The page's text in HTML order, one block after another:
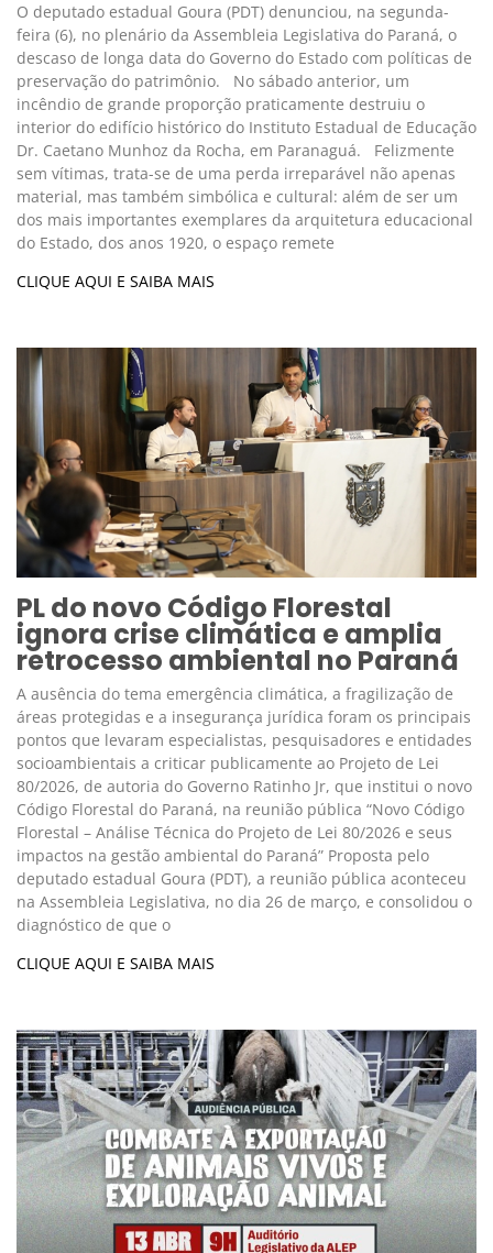
O deputado estadual Goura (PDT) denunciou, na segunda-
feira (6), no plenário da Assembleia Legislativa do Paraná, o
descaso de longa data do Governo do Estado com políticas de
preservação do patrimônio. No sábado anterior, um
incêndio de grande proporção praticamente destruiu o
interior do edifício histórico do Instituto Estadual de Educação
Dr. Caetano Munhoz da Rocha, em Paranaguá. Felizmente
sem vítimas, trata-se de uma perda irreparável não apenas
material, mas também simbólica e cultural: além de ser um
dos mais importantes exemplares da arquitetura educacional
do Estado, dos anos 1920, o espaço remete
CLIQUE AQUI E SAIBA MAIS
PL do novo Código Florestal
ignora crise climática e amplia
retrocesso ambiental no Paraná
A ausência do tema emergência climática, a fragilização de
áreas protegidas e a insegurança jurídica foram os principais
pontos que levaram especialistas, pesquisadores e entidades
socioambientais a criticar publicamente ao Projeto de Lei
80/2026, de autoria do Governo Ratinho Jr, que institui o novo
Código Florestal do Paraná, na reunião pública “Novo Código
Florestal – Análise Técnica do Projeto de Lei 80/2026 e seus
impactos na gestão ambiental do Paraná” Proposta pelo
deputado estadual Goura (PDT), a reunião pública aconteceu
na Assembleia Legislativa, no dia 26 de março, e consolidou o
diagnóstico de que o
CLIQUE AQUI E SAIBA MAIS